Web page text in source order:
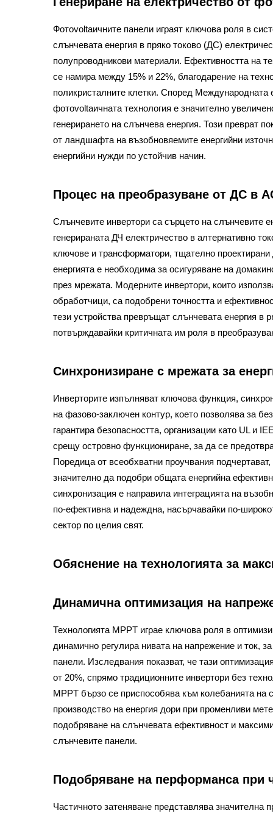
Фотovoltaичните панели играят ключова роля в
слънчевата енергия в пряко токово (ДС)
полупроводникови материали. Ефективността на
се намира между 15% и 22%, благодарение на
поликристалните клетки. Според Международната
фотovoltaичната технология е значително
генерирането на слънчева енергия. Този преврат
от ландшафта на възобновяемите енергийни
енергийни нужди по устойчив начин.
Процес на преобразуване от ДС в
Слънчевите инвертори са сърцето на слънчевите
генерираната ДЧ електричество в алтернативно
ключове и трансформатори, тщателно
енергията е необходима за осигуряване на
през мрежата. Модерните инвертори, които
обработчици, са подобрени точността и
тези устройства превръщат слънчевата енергия в
потвърждавайки критичната им роля в
Синхронизиране с мрежата за
Инверторите изпълняват ключова функция,
на фазово-заключен контур, което позволява за
гарантира безопасността, организации като UL и
срещу островно функциониране, за да се
Поредица от всеобхватни проучвания
значително да подобри общата енергийна
синхронизация е направила интеграцията на
по-ефективна и надеждна, насърчавайки по-
сектор по целия свят.
Обяснение на технологията за
Динамична оптимизация на
Технологията MPPT играе ключова роля в
динамично регулира нивата на напрежение и ток,
панели. Изследвания показват, че тази
от 20%, спрямо традиционните инвертори без
MPPT бързо се приспособява към колебанията на
производство на енергия дори при променливи
подобряване на слънчевата ефективност и
слънчевите панели.
Подобряване на перформанса при
Частичното затеняване представлява значителна